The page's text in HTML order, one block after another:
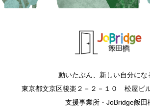
動いたぶん、新しい自分にな
東京都文京区後楽２－２－１０ 松屋ビ
支援事業所・JoBridge飯田